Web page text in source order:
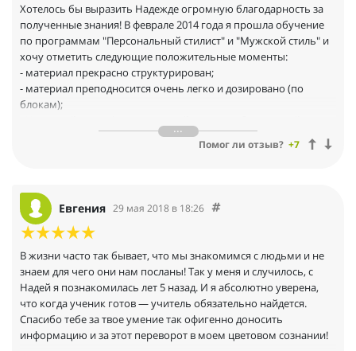
Хотелось бы выразить Надежде огромную благодарность за
полученные знания! В феврале 2014 года я прошла обучение
по программам "Персональный стилист" и "Мужской стиль" и
хочу отметить следующие положительные моменты:
- материал прекрасно структурирован;
- материал преподносится очень легко и дозировано (по
блокам);
приятный в общении человек;
вопросы и "по теме" и личного характера, так сказать прямо
не относящиеся к изученным темам; — информация получена
в таком объёме, который позволяет преступить к
сразу же по окончании курса; — атмосфера в группе была
очень лёгкой и непринуждённой. Одним словом впечатления
от обучения исключительно положительные и в отношении
содержательной части, и в отношении тактики преподнесения
материала и в отношении общей атмосферы.Отрицательный
момент один — обучение закончилось и пришлось расстаться
Помог ли отзыв? +7
Евгения 29 мая 2018 в 18:26
В жизни часто так бывает, что мы знакомимся с людьми и не
знаем для чего они нам посланы! Так у меня и случилось, с
Надей я познакомилась лет 5 назад. И я абсолютно уверена,
что когда ученик готов — учитель обязательно найдется.
Спасибо тебе за твое умение так офигенно доносить
информацию и за этот переворот в моем цветовом сознании!